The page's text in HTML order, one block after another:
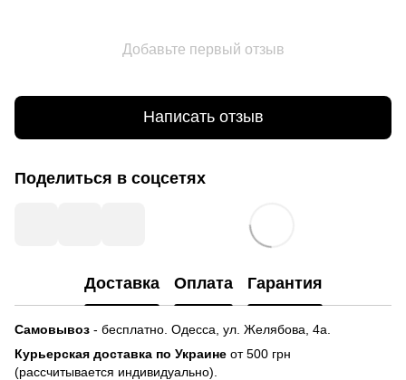
Добавьте первый отзыв
Написать отзыв
Поделиться в соцсетях
Доставка Оплата Гарантия
Самовывоз - бесплатно. Одесса, ул. Желябова, 4а.
Курьерская доставка по Украине от 500 грн
(рассчитывается индивидуально).